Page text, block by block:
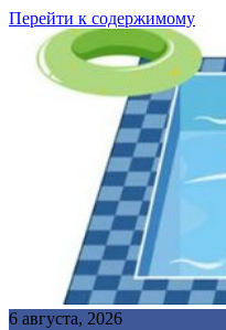
Перейти к содержимому
6 августа, 2026